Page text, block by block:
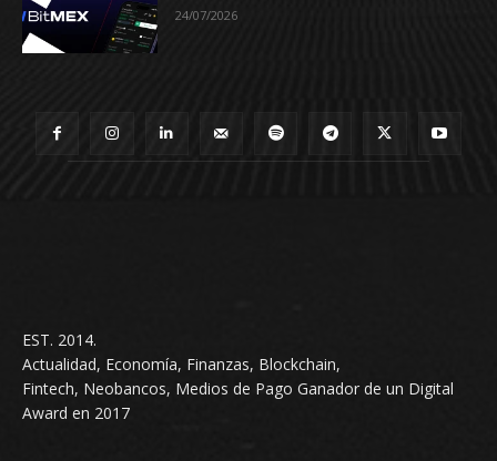
24/07/2026
EST. 2014.
Actualidad, Economía, Finanzas, Blockchain,
Fintech, Neobancos, Medios de Pago Ganador de un Digital
Award en 2017